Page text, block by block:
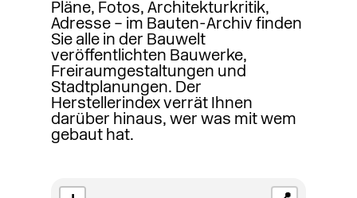
Pläne, Fotos, Architekturkritik,
Adresse – im Bauten-Archiv finden
Sie alle in der Bauwelt
veröffentlichten Bauwerke,
Freiraumgestaltungen und
Stadtplanungen. Der
Herstellerindex verrät Ihnen
darüber hinaus, wer was mit wem
gebaut hat.